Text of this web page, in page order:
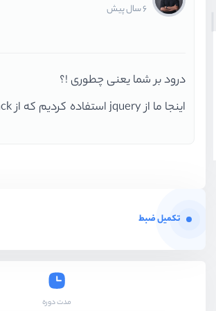
6 سال پیش
درود بر شما یعنی چطوری !؟
اینجا ما از jquery استفاده کردیم که از callback استفاده میکنه
تکمیل ضبط
مدت دوره